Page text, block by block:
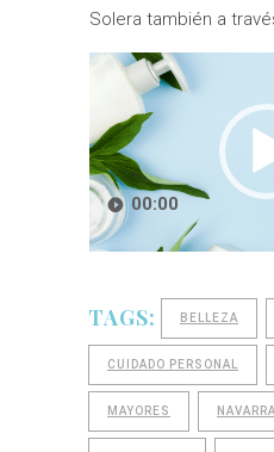
Solera también a
Reproductor
vídeo
00:00
TAGS: BELLEZA
CUIDADO PERSONAL
MAYORES NAVARRA